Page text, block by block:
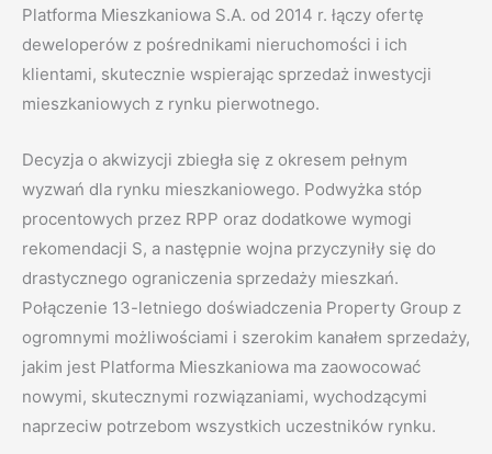
Platforma Mieszkaniowa S.A. od 2014 r. łączy ofertę
deweloperów z pośrednikami nieruchomości i ich
klientami, skutecznie wspierając sprzedaż inwestycji
mieszkaniowych z rynku pierwotnego.
Decyzja o akwizycji zbiegła się z okresem pełnym
wyzwań dla rynku mieszkaniowego. Podwyżka stóp
procentowych przez RPP oraz dodatkowe wymogi
rekomendacji S, a następnie wojna przyczyniły się do
drastycznego ograniczenia sprzedaży mieszkań.
Połączenie 13-letniego doświadczenia Property Group z
ogromnymi możliwościami i szerokim kanałem sprzedaży,
jakim jest Platforma Mieszkaniowa ma zaowocować
nowymi, skutecznymi rozwiązaniami, wychodzącymi
naprzeciw potrzebom wszystkich uczestników rynku.